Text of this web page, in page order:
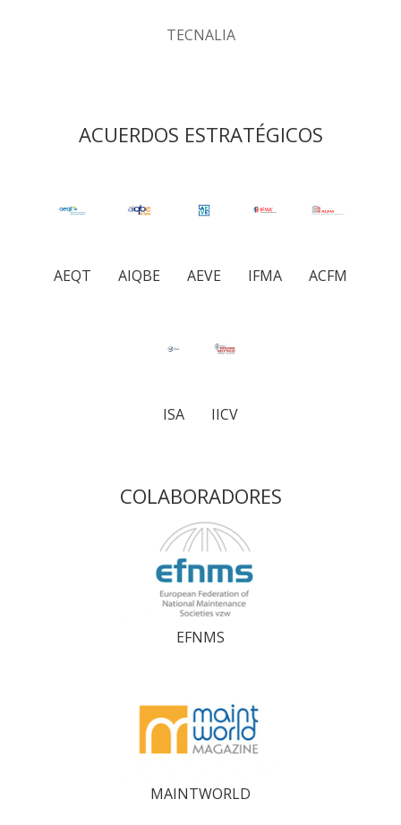
TECNALIA
ACUERDOS ESTRATÉGICOS
AEQT AIQBE AEVE IFMA ACFM
ISA IICV
COLABORADORES
EFNMS
MAINTWORLD